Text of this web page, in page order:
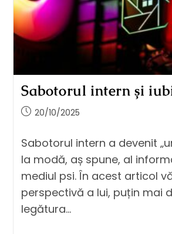
Sabotorul intern și
20/10/2025
Sabotorul intern a devenit
la modă, aș spune, al
mediul psi. În acest articol
perspectivă a lui, puțin mai
legătura…